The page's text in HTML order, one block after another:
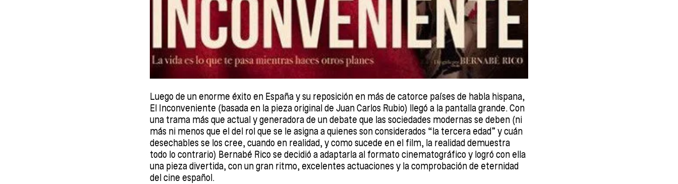
Luego de un enorme éxito en España y su reposición en más de catorce países de habla hispana,
El Inconveniente (basada en la pieza original de Juan Carlos Rubio) llegó a la pantalla grande. Con
una trama más que actual y generadora de un debate que las sociedades modernas se deben (ni
más ni menos que el del rol que se le asigna a quienes son considerados “la tercera edad” y cuán
desechables se los cree, cuando en realidad, y como sucede en el film, la realidad demuestra
todo lo contrario) Bernabé Rico se decidió a adaptarla al formato cinematográfico y logró con ella
una pieza divertida, con un gran ritmo, excelentes actuaciones y la comprobación de eternidad
del cine español.